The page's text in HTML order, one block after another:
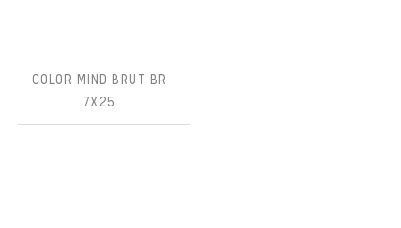
COLOR MIND BRUT BR
7X25